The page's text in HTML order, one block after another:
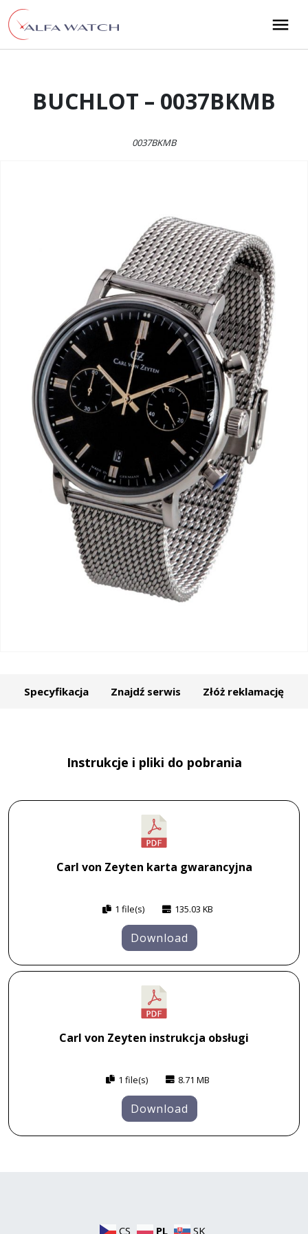
Przejdź do treści
Main Navigation
BUCHLOT – 0037BKMB
0037BKMB
Specyfikacja Znajdź serwis Złóż reklamację
Instrukcje i pliki do pobrania
Carl von Zeyten karta gwarancyjna
1 file(s) 135.03 KB
Download
Carl von Zeyten instrukcja obsługi
1 file(s) 8.71 MB
Download
CS PL SK